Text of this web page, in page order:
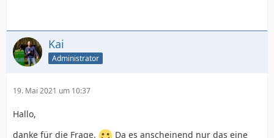
Kai
Administrator
19. Mai 2021 um 10:37
Hallo,
danke für die Frage.
Da es anscheinend nur das eine